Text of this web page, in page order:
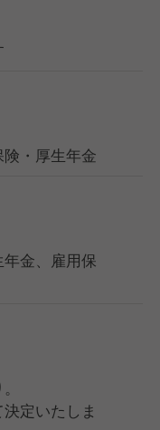
険・厚生年金
金、雇用保
定いたしま